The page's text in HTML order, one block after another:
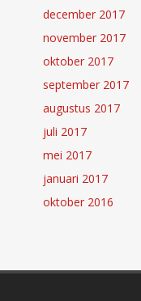
december 2017
november 2017
oktober 2017
september 2017
augustus 2017
juli 2017
mei 2017
januari 2017
oktober 2016